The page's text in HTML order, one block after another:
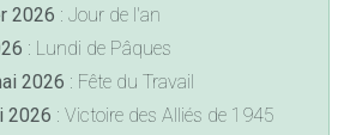
2026 : Jour de l'an
: Lundi de Pâques
2026 : Fête du Travail
2026 : Victoire des Alliés de 1945